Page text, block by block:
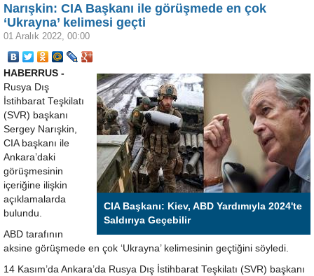
Narışkin: CIA Başkanı ile görüşmede en çok
‘Ukrayna’ kelimesi geçti
01 Aralık 2022, 00:00
CIA Başkanı: Kiev, ABD Yardımıyla 2024'te
Saldırıya Geçebilir
HABERRUS -
Rusya Dış
İstihbarat Teşkilatı
(SVR) başkanı
Sergey Narışkin,
CIA başkanı ile
Ankara’daki
görüşmesinin
içeriğine ilişkin
açıklamalarda
bulundu.
ABD tarafının
aksine görüşmede en çok ‘Ukrayna’ kelimesinin geçtiğini söyledi.
14 Kasım’da Ankara’da Rusya Dış İstihbarat Teşkilatı (SVR) başkanı